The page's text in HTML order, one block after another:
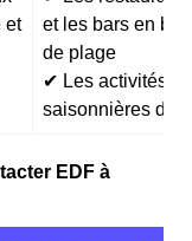
et
et les bars en
de plage
✔ Les activités
saisonnières
EDF à